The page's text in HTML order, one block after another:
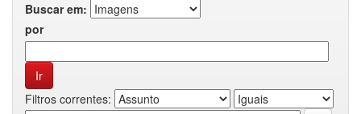
Buscar em:
por
Filtros correntes: